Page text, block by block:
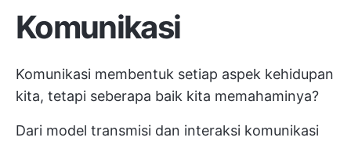
Komunikasi
Komunikasi membentuk setiap aspek kehidupan
kita, tetapi seberapa baik kita memahaminya?
Dari model transmisi dan interaksi komunikasi